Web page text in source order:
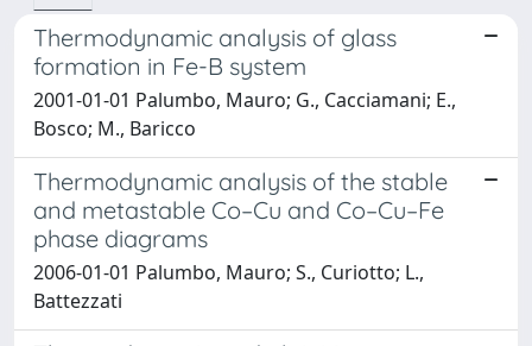
Thermodynamic analysis of glass
formation in Fe-B system
2001-01-01 Palumbo, Mauro; G., Cacciamani; E.,
Bosco; M., Baricco
Thermodynamic analysis of the stable
and metastable Co–Cu and Co–Cu–Fe
phase diagrams
2006-01-01 Palumbo, Mauro; S., Curiotto; L.,
Battezzati